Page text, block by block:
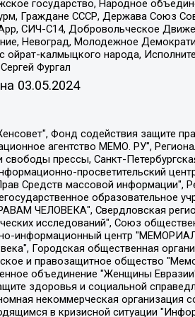
государство, Народное
Граждане СССР, Держава Союз
СИЧ-С14, Добровольческое
Невоград, Молодежное
калмыцкого народа,
Фургал
03.05.2024
2021", Общество с ограниченной ответственностью "Вега 2021", Общество с ограниченной ответственностью "Главный редактор 2021", Общество с ограниченной ответственностью "Ромашки монолит", Важенков Артем Валерьевич, Ивановская областная общественная организация "Центр гендерных исследований", Гурман Юрий Альбертович, Медиапроект "ОВД-Инфо", Егоров Владимир Владимирович, Жилинский Владимир Александрович, Общество с ограниченной ответственностью "ЗП", Иванова София Юрьевна, Карезина Инна Павловна, Кильтау Екатерина Викторовна, Петров Алексей Викторович, Пискунов Сергей Евгеньевич, Смирнов Сергей Сергеевич, Тихонов Михаил Сергеевич, Общество с ограниченной ответственностью "ЖУРНАЛИСТ-ИНОСТРАННЫЙ АГЕНТ", Арапова Галина Юрьевна, Вольтская Татьяна Анатольевна, Американская компания "Mason G.E.S. Anonymous Foundation" (США), являющаяся владельцем интернет-издания https://mnews.world/, Компания "Stichting Bellingcat", зарегистрированная в Нидерландах (дата регистрации 11.07.2018), Захаров Андрей Вячеславович, Клепиковская Екатерина Дмитриевна, Общество с ограниченной ответственностью "МЕМО", Перл Роман Александрович, Симонов Евгений Алексеевич, Соловьева Елена Анатольевна, Сотников Даниил Владимирович, Сурначева Елизавета Дмитриевна, Автономная некоммерческая организация по защите прав человека и информированию населения "Якутия – Наше Мнение", Общество с ограниченной ответственностью "Москоу диджитал медиа", с 26.01.2023 Общество с ограниченной ответственностью "Чайка Белые сады", Ветошкина Валерия Валерьевна, Заговора Максим Александрович, Межрегиональное общественное движение "Российская ЛГБТ - сеть", Оленичев Максим Владимирович, Павлов Иван Юрьевич, Скворцова Елена Сергеевна, Общество с ограниченной ответственностью "Как бы инагент", Кочетков Игорь Викторович, Общество с ограниченной ответственностью "Честные выборы", Еланчик Олег Александрович, Общество с ограниченной ответственностью "Нобелевский призыв", Гималова Регина Эмилевна, Григорьев Андрей Валерьевич, Григорьева Алина Александровна, Ассоциация по содействию защите прав призывников, альтернативнослужащих и военнослужащих "Правозащитная группа